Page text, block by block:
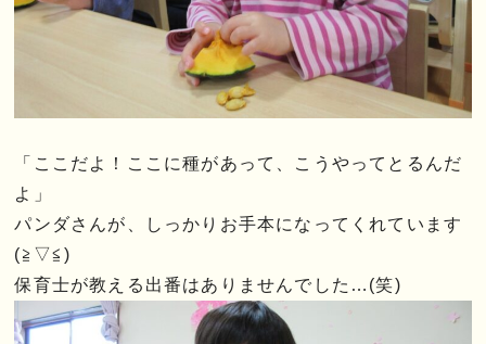
「ここだよ！ここに種があって、こうやってとるんだ
よ」
パンダさんが、しっかりお手本になってくれています
(≧▽≦)
保育士が教える出番はありませんでした…(笑)